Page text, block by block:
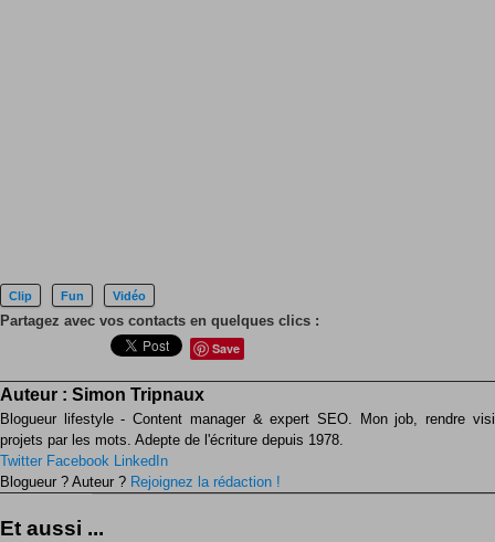
Clip Fun Vidéo
Partagez avec vos contacts en quelques clics :
Save
Auteur : Simon Tripnaux
Blogueur lifestyle - Content manager & expert SEO. Mon job, rendre
projets par les mots. Adepte de l'écriture depuis 1978.
Twitter Facebook LinkedIn
Blogueur ? Auteur ? Rejoignez la rédaction !
Et aussi ...